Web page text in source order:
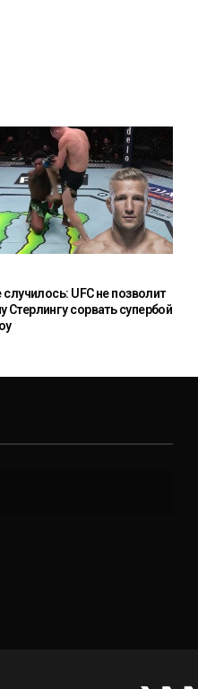
случилось: UFC не позволит
сорвать супербой